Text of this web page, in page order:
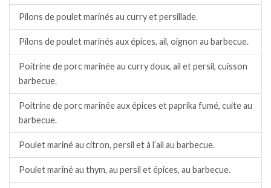
Pilons de poulet marinés au curry et persillade.
Pilons de poulet marinés aux épices, ail, oignon au barbecue.
Poitrine de porc marinée au curry doux, ail et persil, cuisson
barbecue.
Poitrine de porc marinée aux épices et paprika fumé, cuite au
barbecue.
Poulet mariné au citron, persil et à l’ail au barbecue.
Poulet mariné au thym, au persil et épices, au barbecue.